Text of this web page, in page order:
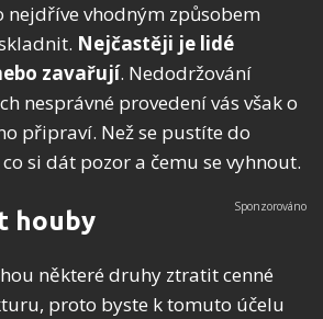
nejdříve vhodným způsobem
Nejčastěji je lidé
zavařují. Nedodržování
nesprávné provedení vás však o
připraví. Než se pustíte do
si dát pozor a čemu se vyhnout.
houby
některé druhy ztratit cenné
proto byste k tomuto účelu